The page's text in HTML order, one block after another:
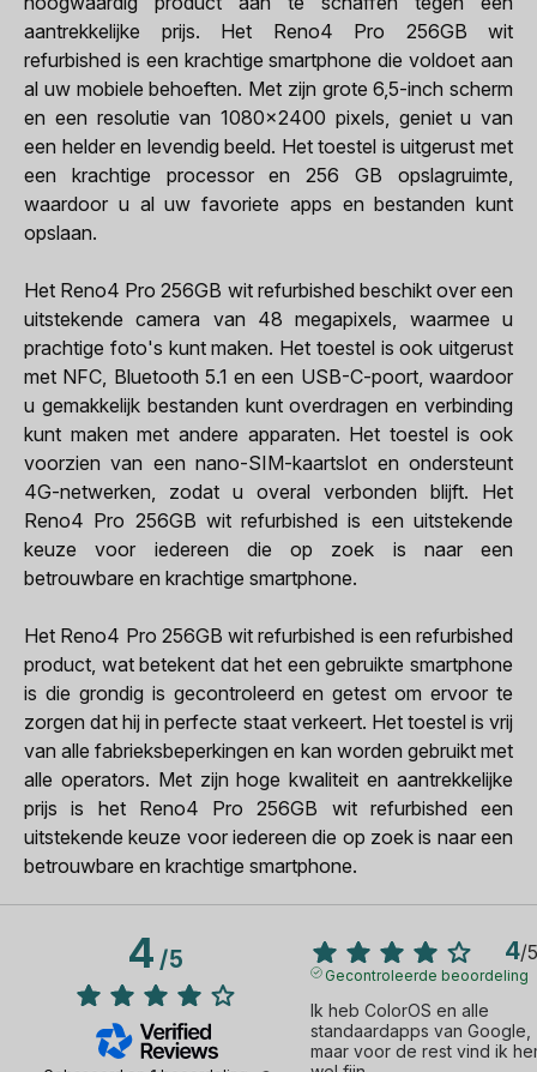
aantrekkelijke prijs. Het Reno4 Pro 256GB wit
refurbished is een krachtige smartphone die voldoet aan
al uw mobiele behoeften. Met zijn grote 6,5-inch scherm
en een resolutie van 1080x2400 pixels, geniet u van
een helder en levendig beeld. Het toestel is uitgerust met
een krachtige processor en 256 GB opslagruimte,
waardoor u al uw favoriete apps en bestanden kunt
opslaan.
Het Reno4 Pro 256GB wit refurbished beschikt over een
uitstekende camera van 48 megapixels, waarmee u
prachtige foto's kunt maken. Het toestel is ook uitgerust
met NFC, Bluetooth 5.1 en een USB-C-poort, waardoor
u gemakkelijk bestanden kunt overdragen en verbinding
kunt maken met andere apparaten. Het toestel is ook
voorzien van een nano-SIM-kaartslot en ondersteunt
4G-netwerken, zodat u overal verbonden blijft. Het
Reno4 Pro 256GB wit refurbished is een uitstekende
keuze voor iedereen die op zoek is naar een
betrouwbare en krachtige smartphone.
Het Reno4 Pro 256GB wit refurbished is een refurbished
product, wat betekent dat het een gebruikte smartphone
is die grondig is gecontroleerd en getest om ervoor te
zorgen dat hij in perfecte staat verkeert. Het toestel is vrij
van alle fabrieksbeperkingen en kan worden gebruikt met
alle operators. Met zijn hoge kwaliteit en aantrekkelijke
prijs is het Reno4 Pro 256GB wit refurbished een
uitstekende keuze voor iedereen die op zoek is naar een
betrouwbare en krachtige smartphone.
4/5 4/5
Gecontroleerde beoordeling
Ik heb ColorOS en alle
standaardapps van Google,
maar voor de rest vind ik